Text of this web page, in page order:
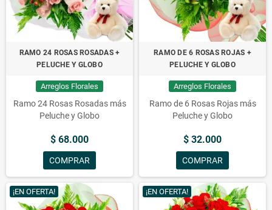
RAMO 24 ROSAS ROSADAS +
PELUCHE Y GLOBO
Arreglos Florales
Ramo 24 Rosas Rosadas más
Peluche y Globo
$ 68.000
COMPRAR
RAMO DE 6 ROSAS ROJAS +
PELUCHE Y GLOBO
Arreglos Florales
Ramo de 6 Rosas Rojas más
Peluche y Globo
$ 32.000
COMPRAR
¡EN OFERTA! ¡EN OFERTA!